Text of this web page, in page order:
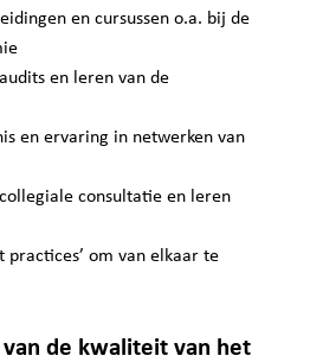
en cursussen o.a. bij de
en leren van de
en ervaring in netwerken van
consultatie en leren
practices’ om van elkaar te
de kwaliteit van het